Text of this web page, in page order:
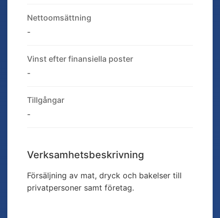
Nettoomsättning
-
Vinst efter finansiella poster
-
Tillgångar
-
Verksamhetsbeskrivning
Försäljning av mat, dryck och bakelser till
privatpersoner samt företag.